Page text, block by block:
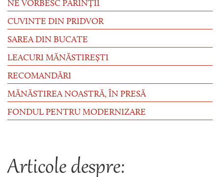
NE VORBESC PĂRINȚII
CUVINTE DIN PRIDVOR
SAREA DIN BUCATE
LEACURI MĂNĂSTIREȘTI
RECOMANDĂRI
MĂNĂSTIREA NOASTRĂ, ÎN PRESĂ
FONDUL PENTRU MODERNIZARE
Articole despre: